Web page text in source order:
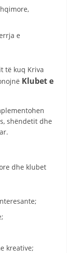
e
të kuq Kriva
Klubet e
shëndetit dhe
dhe klubet
kreative;